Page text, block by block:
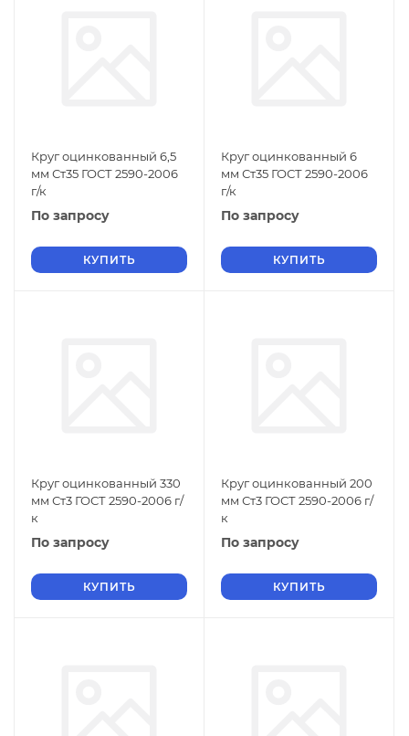
Круг оцинкованный 6,5
мм Ст35 ГОСТ 2590-2006
г/к
По запросу
КУПИТЬ
Круг оцинкованный 6
мм Ст35 ГОСТ 2590-2006
г/к
По запросу
КУПИТЬ
Круг оцинкованный 330
мм Ст3 ГОСТ 2590-2006 г/
к
По запросу
КУПИТЬ
Круг оцинкованный 200
мм Ст3 ГОСТ 2590-2006 г/
к
По запросу
КУПИТЬ